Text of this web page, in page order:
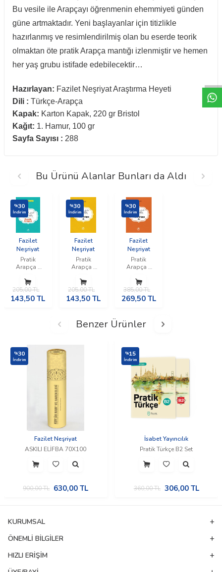
Bu vesile ile Arapçayı öğrenmenin ehemmiyeti günden
güne artmaktadır. Yeni başlayanlar için titizlikle
hazırlanmış ve resimlendirilmiş olan bu eserde teorik
olmaktan öte pratik Arapça mantığı izlenmiştir ve hemen
her yaş grubu istifade edebilecektir…
Hazırlayan: Fazilet Neşriyat Araştırma Heyeti
Dili : Türkçe-Arapça
Kapak: Karton Kapak, 220 gr Bristol
Kağıt: 1. Hamur, 100 gr
Sayfa Sayısı : 288
Bu Ürünü Alanlar Bunları da Aldı
%30
İndirim
Fazilet
Neşriyat
Pratik
Arapça -
Kitap
205,00TL
143,50 TL
%30
İndirim
Fazilet
Neşriyat
Pratik
Arapça -
205,00TL
143,50 TL
%30
İndirim
Fazilet
Neşriyat
Pratik
Arapça -
Kitap
385,00TL
269,50TL
Benzer Ürünler
%30
İndirim
Fazilet Neşriyat
ASKILI ELİFBA 70X100
900,00TL 630,00 TL
%15
İndirim
İsabet Yayıncılık
Pratik Türkçe B2 Set
360,00TL 306,00TL
KURUMSAL
ÖNEMLI BILGILER
HIZLI ERIŞIM